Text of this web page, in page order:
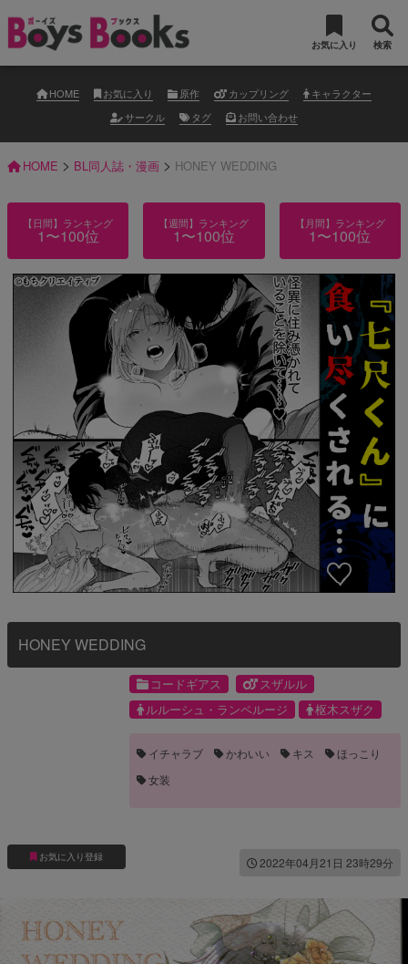
お気に入り 検索
HOME お気に入り 原作 カップリング
キャラクター
サークル
タグ お問い合わせ
HOME > BL同人誌・漫画 > HONEY WEDDING
【日間】ランキング
1〜100位
【週間】ランキング
1〜100位
【月間】ランキング
1〜100位
HONEY WEDDING
お気に入り登録
コードギアス
スザルル
ルルーシュ・ランペルージ
枢木スザク
イチャラブ かわいい キス
ほっこり
女装
2022年04月21日 23時29分